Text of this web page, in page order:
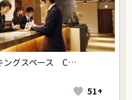
ングスペース C…
51+